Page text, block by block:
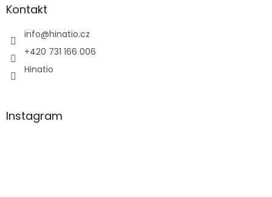
aKontakt
info@hinatio.cz
+420 731 166 006
Hinatio
Instagram